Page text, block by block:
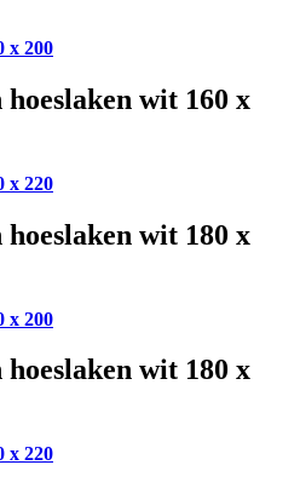
x 200
hoeslaken wit 160 x
x 220
hoeslaken wit 180 x
x 200
hoeslaken wit 180 x
x 220